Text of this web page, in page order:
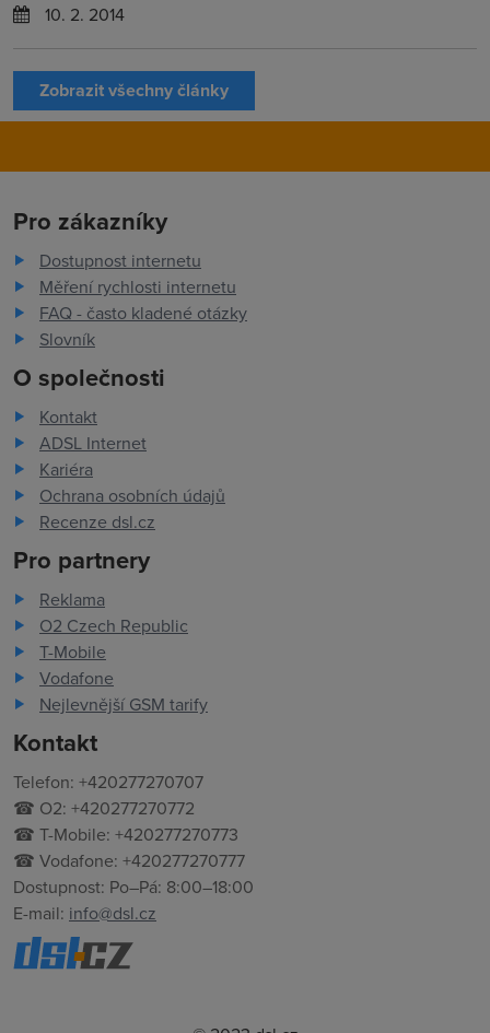
10. 2. 2014
Zobrazit všechny články
Pro zákazníky
Dostupnost internetu
Měření rychlosti internetu
FAQ - často kladené otázky
Slovník
O společnosti
Kontakt
ADSL Internet
Kariéra
Ochrana osobních údajů
Recenze dsl.cz
Pro partnery
Reklama
O2 Czech Republic
T-Mobile
Vodafone
Nejlevnější GSM tarify
Kontakt
Telefon: +420277270707
☎ O2: +420277270772
☎ T-Mobile: +420277270773
☎ Vodafone: +420277270777
Dostupnost: Po–Pá: 8:00–18:00
E-mail: info@dsl.cz